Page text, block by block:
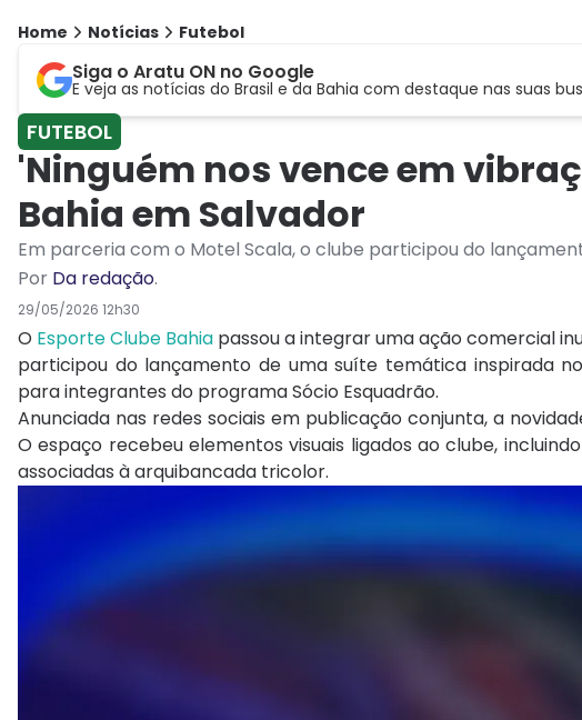
Home Notícias Futebol
Siga o Aratu ON no Google
E veja as notícias do Brasil e da Bahia com destaque nas suas
FUTEBOL
'Ninguém nos vence em
Bahia em Salvador
Em parceria com o Motel Scala, o clube participou do
Por Da redação.
29/05/2026 12h30
O Esporte Clube Bahia passou a integrar uma ação comercial
participou do lançamento de uma suíte temática inspirada
para integrantes do programa Sócio Esquadrão.
Anunciada nas redes sociais em publicação conjunta, a
O espaço recebeu elementos visuais ligados ao clube,
associadas à arquibancada tricolor.